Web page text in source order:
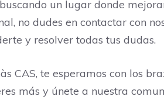
un lugar donde
no dudes en contactar con
y resolver todas tus dudas.
CAS, te esperamos con los
más y únete a nuestra